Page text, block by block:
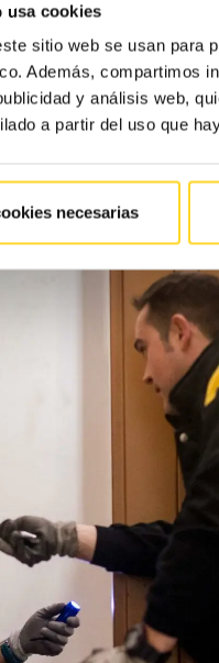
usa cookies
sitio web se usan para
Además, compartimos
y análisis web,
a partir del uso que
necesarias
registra automáticamente:
trabajos.
de que el técnico
indicado.